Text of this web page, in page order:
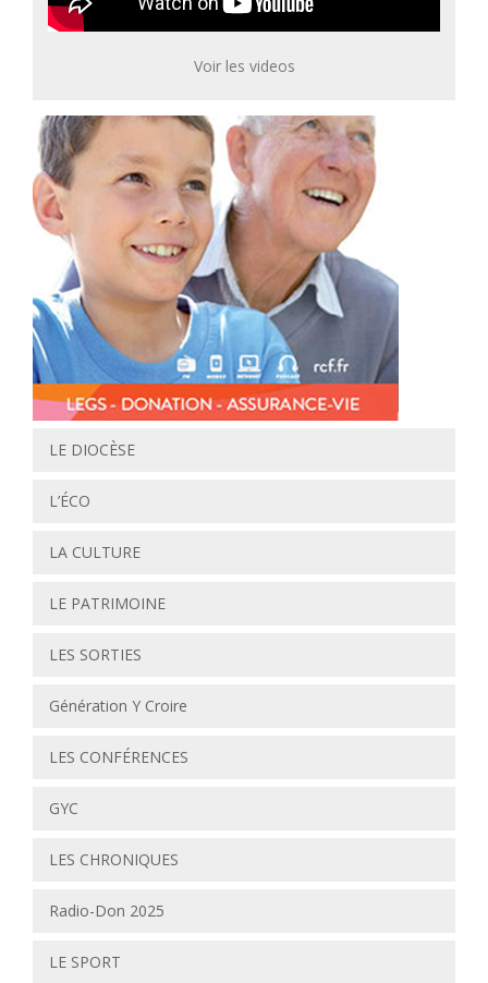
Voir les videos
LE DIOCÈSE
L’ÉCO
LA CULTURE
LE PATRIMOINE
LES SORTIES
Génération Y Croire
LES CONFÉRENCES
GYC
LES CHRONIQUES
Radio-Don 2025
LE SPORT